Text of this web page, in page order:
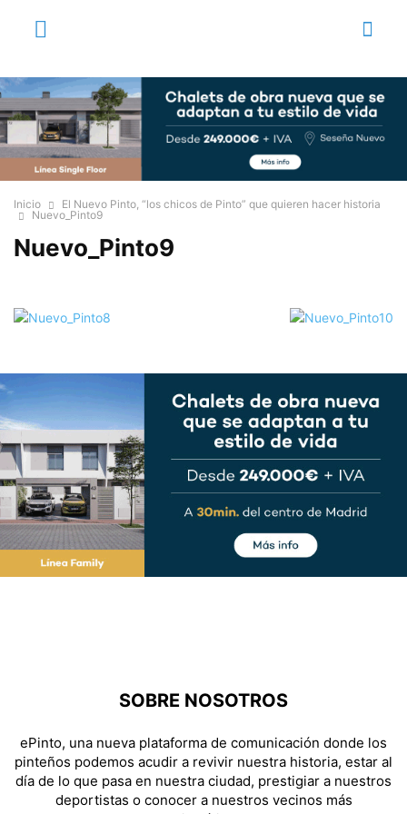
Inicio
El Nuevo Pinto, “los chicos de Pinto” que quieren hacer historia
Nuevo_Pinto9
Nuevo_Pinto9
SOBRE NOSOTROS
ePinto, una nueva plataforma de comunicación donde los
pinteños podemos acudir a revivir nuestra historia, estar al
día de lo que pasa en nuestra ciudad, prestigiar a nuestros
deportistas o conocer a nuestros vecinos más